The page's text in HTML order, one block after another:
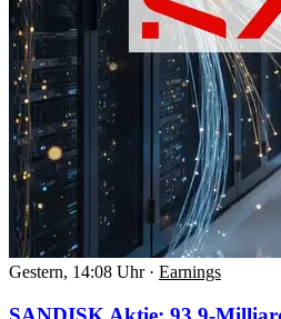
Gestern, 14:08 Uhr · Earnings